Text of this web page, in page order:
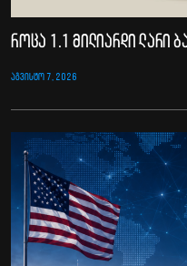
როცა 1.1 მილიარდი ლარი
ᲐᲒᲕᲘᲡᲢᲝ 7, 2026